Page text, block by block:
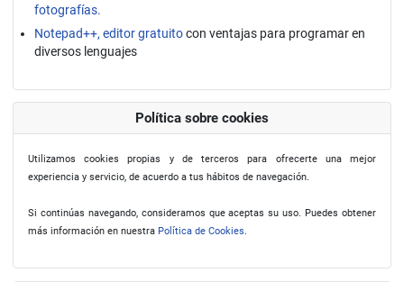
fotografías.
Notepad++, editor gratuitocon ventajas para programar en
diversos lenguajes
Política sobre cookies
Utilizamos cookies propias y de terceros para ofrecerte una mejor
experiencia y servicio, de acuerdo a tus hábitos de navegación.
Si continúas navegando, consideramos que aceptas su uso. Puedes obtener
más información en nuestra Política de Cookies.